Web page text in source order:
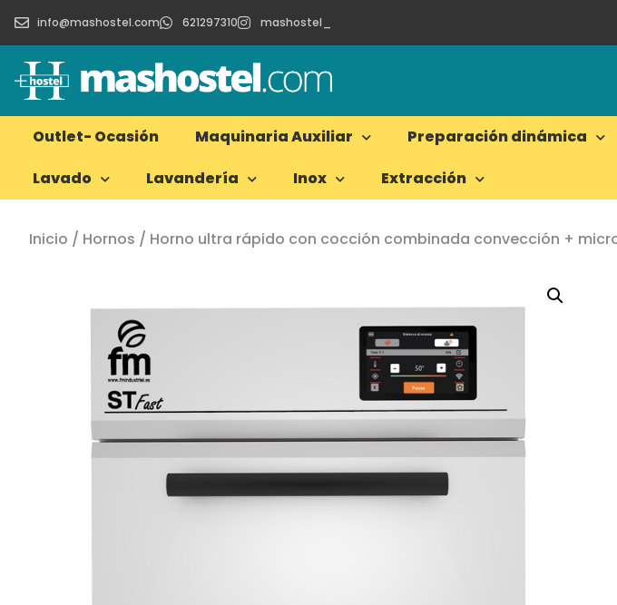
info@mashostel.com 621297310 mashostel_
Outlet- Ocasión Maquinaria Auxiliar Preparación dinámica
Lavado
Lavandería Inox Extracción
Inicio / Hornos / Horno ultra rápido con cocción combinada convección +